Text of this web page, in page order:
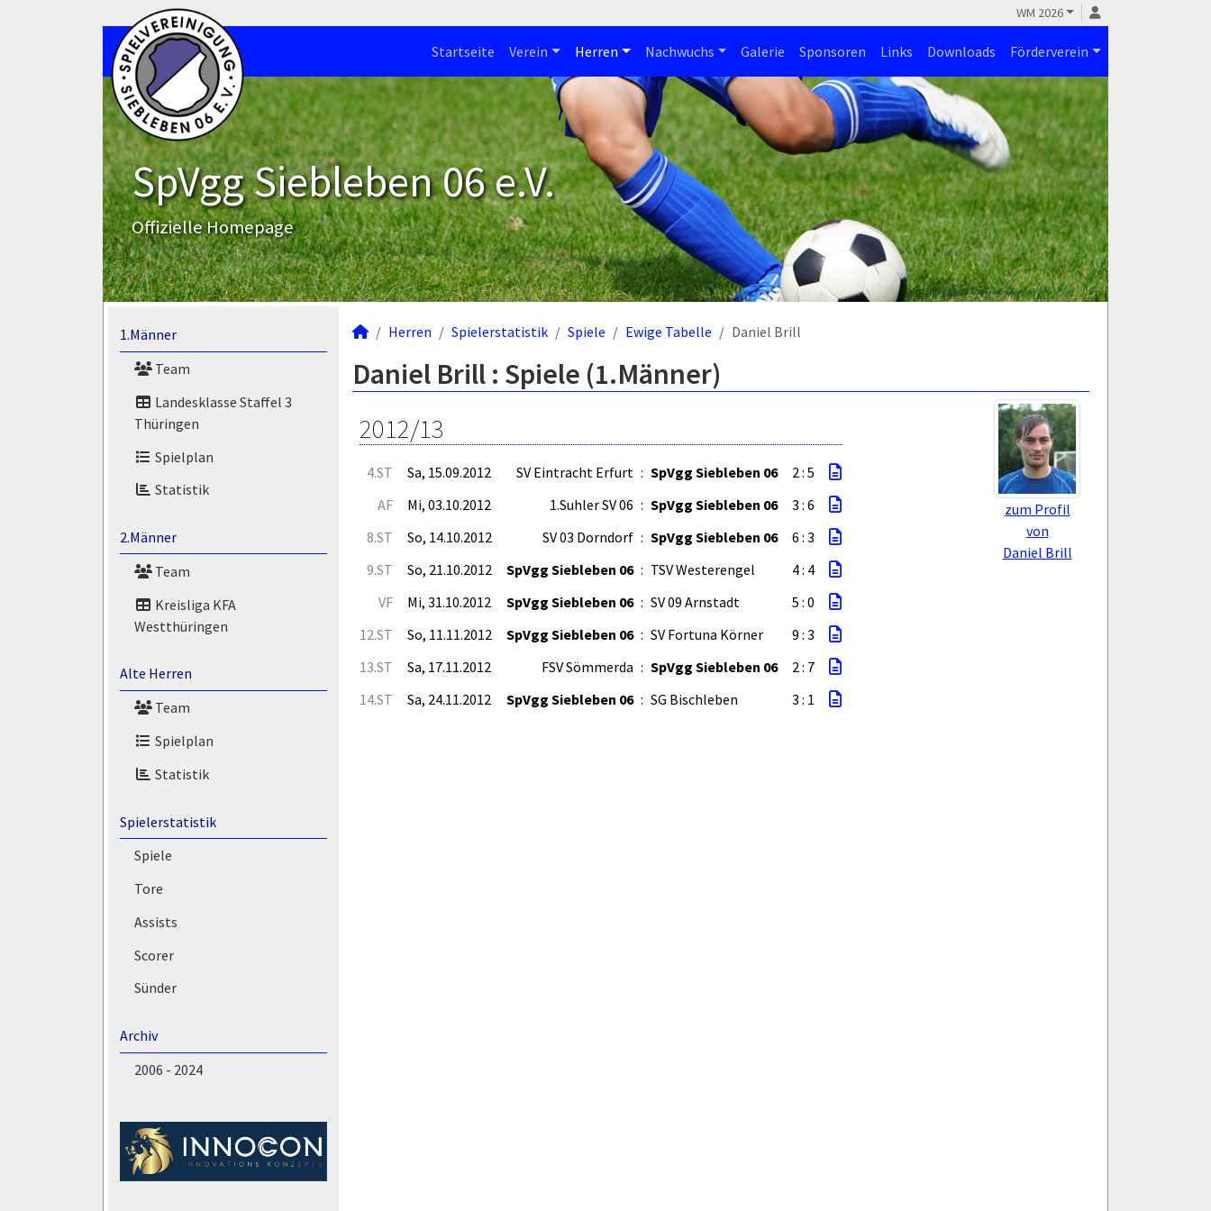
WM 2026
Startseite Verein Herren Nachwuchs Galerie Sponsoren Links Downloads Förderverein
SpVgg Siebleben 06 e.V.
Offizielle Homepage
1.Männer
Team
Landesklasse Staffel 3
Thüringen
Spielplan
Statistik
2.Männer
Team
Kreisliga KFA
Westthüringen
Alte Herren
Team
Spielplan
Statistik
Spielerstatistik
Spiele
Tore
Assists
Scorer
Sünder
Archiv
2006 - 2024
Herren Spielerstatistik Spiele Ewige Tabelle Daniel Brill
Daniel Brill : Spiele (1.Männer)
zum Profil
von
Daniel Brill
2012/13
4.ST Sa, 15.09.2012 SV Eintracht Erfurt : SpVgg Siebleben 06
2 : 5
AF
Mi, 03.10.2012 1.Suhler SV 06 : SpVgg Siebleben 06
3 : 6
8.ST
So, 14.10.2012 SV 03 Dorndorf : SpVgg Siebleben 06
6 : 3
9.ST
So, 21.10.2012 SpVgg Siebleben 06 : TSV Westerengel
4 : 4
VF
Mi, 31.10.2012 SpVgg Siebleben 06 : SV 09 Arnstadt
5 : 0
12.ST
So, 11.11.2012 SpVgg Siebleben 06 : SV Fortuna Körner
9 : 3
13.ST
Sa, 17.11.2012 FSV Sömmerda : SpVgg Siebleben 06
2 : 7
14.ST
Sa, 24.11.2012 SpVgg Siebleben 06 : SG Bischleben 3 : 1